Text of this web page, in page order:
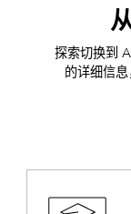
探索切换到
的详细信